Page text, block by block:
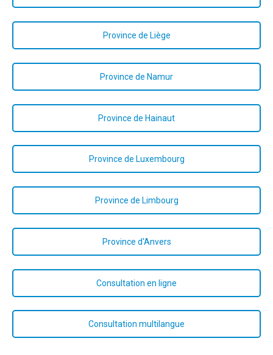
Province de Liège
Province de Namur
Province de Hainaut
Province de Luxembourg
Province de Limbourg
Province d'Anvers
Consultation en ligne
Consultation multilangue